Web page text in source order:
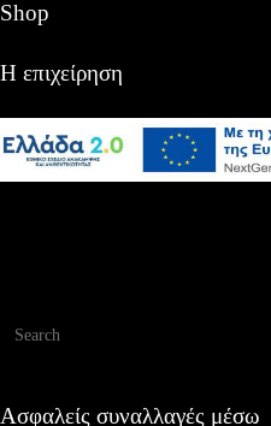
Shop
Η επιχείρηση
Ασφαλείς συναλλαγές μέσω